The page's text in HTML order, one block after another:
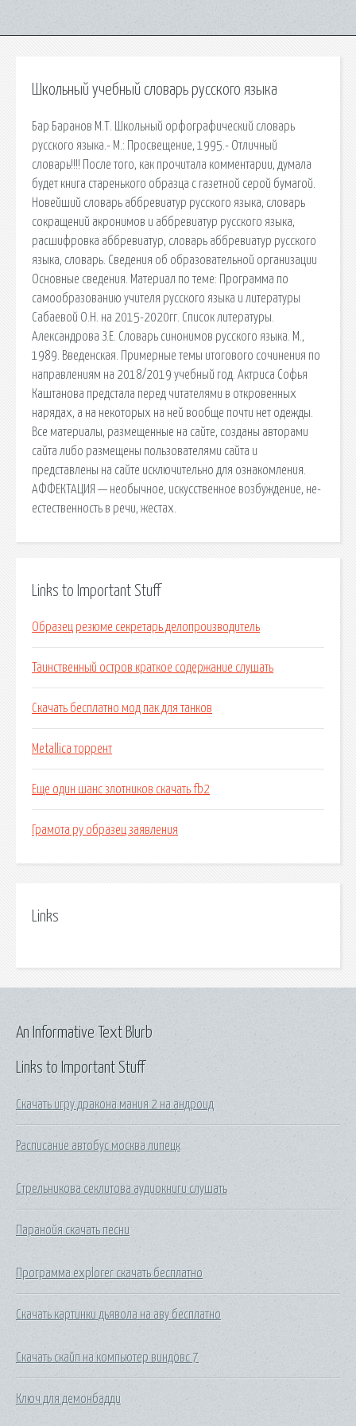
Школьный учебный словарь русского языка
Бар Баранов М.Т. Школьный орфографический словарь
русского языка.- М.: Просвещение, 1995.- Отличный
словарь!!!! После того, как прочитала комментарии, думала
будет книга старенького образца с газетной серой бумагой.
Новейший словарь аббревиатур русского языка, словарь
сокращений акронимов и аббревиатур русского языка,
расшифровка аббревиатур, словарь аббревиатур русского
языка, словарь. Сведения об образовательной организации
Основные сведения. Материал по теме: Программа по
самообразованию учителя русского языка и литературы
Сабаевой О.Н. на 2015-2020гг. Список литературы.
Александрова З.Е. Словарь синонимов русского языка. М.,
1989. Введенская. Примерные темы итогового сочинения по
направлениям на 2018/2019 учебный год. Актриса Софья
Каштанова предстала перед читателями в откровенных
нарядах, а на некоторых на ней вообще почти нет одежды.
Все материалы, размещенные на сайте, созданы авторами
сайта либо размещены пользователями сайта и
представлены на сайте исключительно для ознакомления.
АФФЕКТАЦИЯ — необычное, искусственное возбуждение, не­
естественность в речи, жестах.
Links to Important Stuff
Образец резюме секретарь делопроизводитель
Таинственный остров краткое содержание слушать
Скачать бесплатно мод пак для танков
Metallica торрент
Еще один шанс злотников скачать fb2
Грамота ру образец заявления
Links
Links to Important Stuff
Скачать игру дракона мания 2 на андроид
Расписание автобус москва липецк
Стрельникова секлитова аудиокниги слушать
Паранойя скачать песни
Программа explorer скачать бесплатно
Скачать картинки дьявола на аву бесплатно
Скачать скайп на компьютер виндовс 7
Ключ для демонбадди
An Informative Text Blurb